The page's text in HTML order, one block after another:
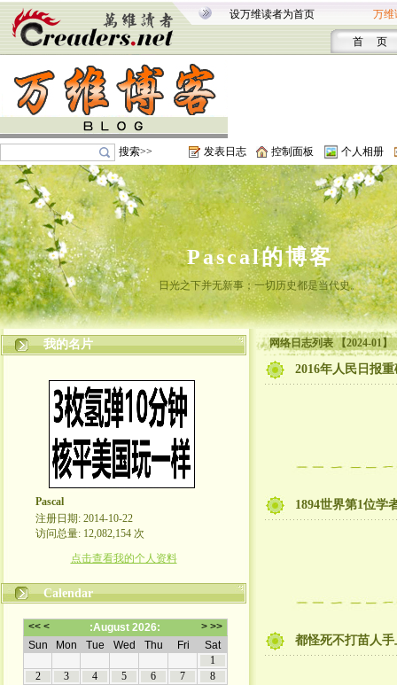
设万维读者为首页 万维
首 页
搜索>> 发表日志 控制面板 个人相册
Pascal的博客
日光之下并无新事；一切历史都是当代史。
我的名片
Pascal
注册日期: 2014-10-22
访问总量: 12,082,154 次
点击查看我的个人资料
Calendar
网络日志列表 【2024-01】
2016年人民日报
1894世界第1位学
都怪死不打苗人